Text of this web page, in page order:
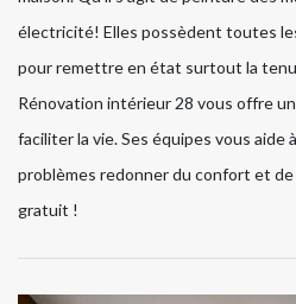
électricité! Elles possèdent toutes
pour remettre en état surtout la
Rénovation intérieur 28 vous offre
faciliter la vie. Ses équipes vous aide
problèmes redonner du confort et
gratuit !